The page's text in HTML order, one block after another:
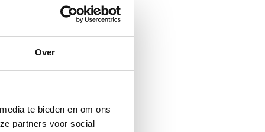
Over
te bieden en om ons
partners voor social